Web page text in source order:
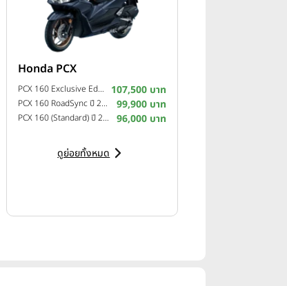
Honda PCX
PCX 160 Exclusive Edition ปี 2025 107,500 บาท
PCX 160 RoadSync ปี 2025 99,900 บาท
PCX 160 (Standard) ปี 2025 96,000 บาท
ดูย่อยทั้งหมด